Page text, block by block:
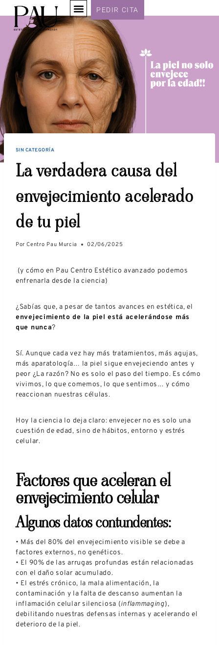
PEDIR CITA
SIN CATEGORÍA
La verdadera causa del
envejecimiento acelerado
de tu piel
Por Centro Pau Murcia 02/06/2025
(y cómo en Pau Centro Estético avanzado podemos
enfrenarla desde la ciencia)
¿Sabías que, a pesar de tantos avances en estética, el
envejecimiento de la piel está acelerándose más
que nunca?
Sí. Aunque cada vez hay más tratamientos, más agujas,
más aparatología… la piel sigue envejeciendo antes y
peor ¿La razón? No es solo el paso del tiempo. Es cómo
vivimos, lo que comemos, lo que sentimos… y cómo
reaccionan nuestras células.
Hoy la ciencia lo deja claro: envejecer no es solo una
cuestión de edad, sino de hábitos, entorno y estrés
celular.
Factores que aceleran el
envejecimiento celular
Algunos datos contundentes:
• Más del 80% del envejecimiento visible se debe a
factores externos, no genéticos.
• El 90% de las arrugas profundas están relacionadas
con el daño solar acumulado.
• El estrés crónico, la mala alimentación, la
contaminación y la falta de descanso aumentan la
inflamación celular silenciosa (inflammaging),
debilitando nuestras defensas internas y acelerando el
deterioro de la piel.